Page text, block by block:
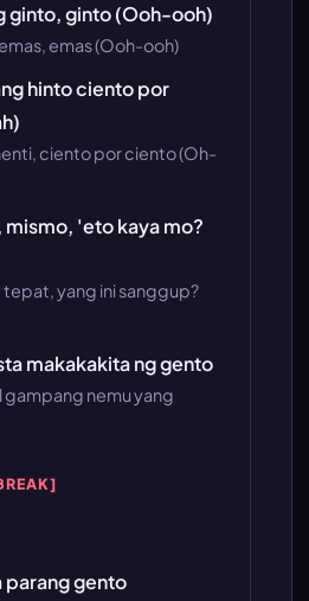
ginto, ginto (Ooh-ooh)
emas (Ooh-ooh)
hinto ciento por
ciento por ciento (Oh-
'eto kaya mo?
yang ini sanggup?
makakakita ng gento
gampang nemu yang
parang gento